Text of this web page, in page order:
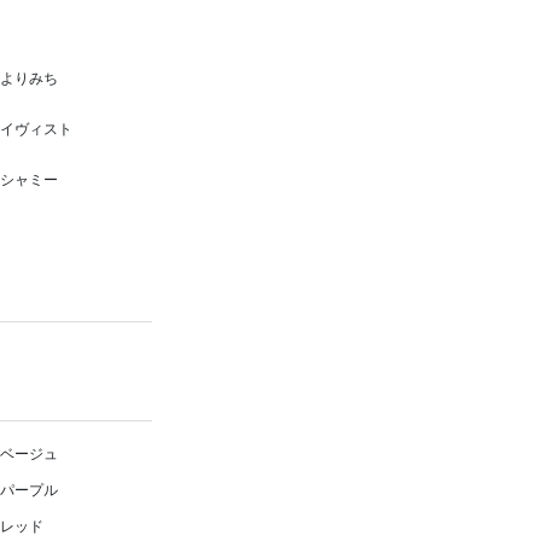
よりみち
イヴィスト
シャミー
ベージュ
パープル
レッド